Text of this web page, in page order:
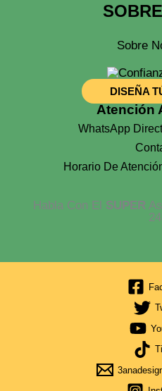
Sobre
DISEÑA
Atención
WhatsApp
Horario De
Habla Con El SUPER